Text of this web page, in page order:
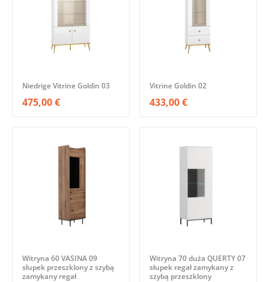
Niedrige Vitrine Goldin 03
475,00 €
Vitrine Goldin 02
433,00 €
Witryna 60 VASINA 09
słupek przeszklony z szybą
zamykany regał
Witryna 70 duża QUERTY 07
słupek regał zamykany z
szybą przeszklony